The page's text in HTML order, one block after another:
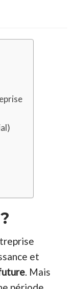
et
. Mais